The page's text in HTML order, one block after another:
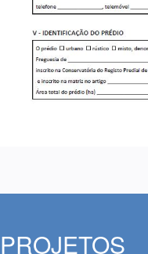
PROJETOS